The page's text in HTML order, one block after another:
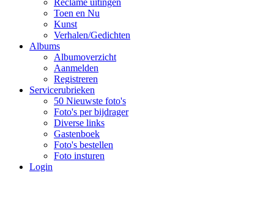
Reclame uitingen
Toen en Nu
Kunst
Verhalen/Gedichten
Albums
Albumoverzicht
Aanmelden
Registreren
Servicerubrieken
50 Nieuwste foto's
Foto's per bijdrager
Diverse links
Gastenboek
Foto's bestellen
Foto insturen
Login